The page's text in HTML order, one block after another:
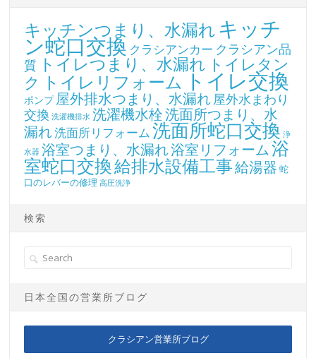
キッチンつまり、水漏れキッチ
ン蛇口交換 クラシアンカー クラシアン品
質 トイレつまり、水漏れ トイレタン
ク トイレリフォーム トイレ交換
ポンプ 屋外排水つまり、水漏れ 屋外水まわり
交換 洗濯機排水 洗濯機水栓洗面所つまり、水
漏れ洗面所リフォーム 洗面所蛇口交換 浄
水器 浴室つまり、水漏れ浴室リフォーム浴
室蛇口交換給排水設備工事給湯器 蛇
口のレバーの修理 高圧洗浄
検索
日本全国の営業所ブログ
クラシアン営業所ブログ